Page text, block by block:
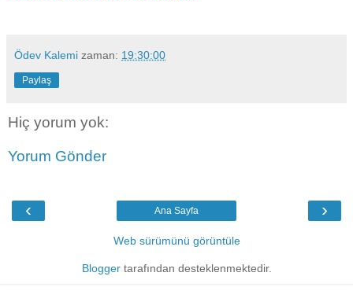
Ödev Kalemi zaman: 19:30:00
Paylaş
Hiç yorum yok:
Yorum Gönder
‹ ›
Ana Sayfa
Web sürümünü görüntüle
Bloggertarafından desteklenmektedir.